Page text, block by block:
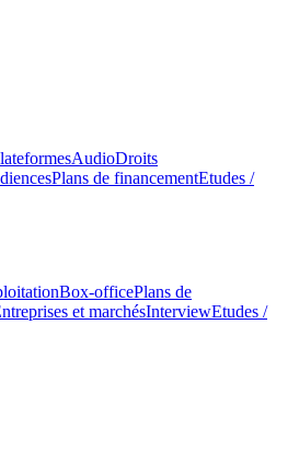
AudioDroits
Plans de financementEtudes /
Box-officePlans de
et marchésInterviewEtudes /